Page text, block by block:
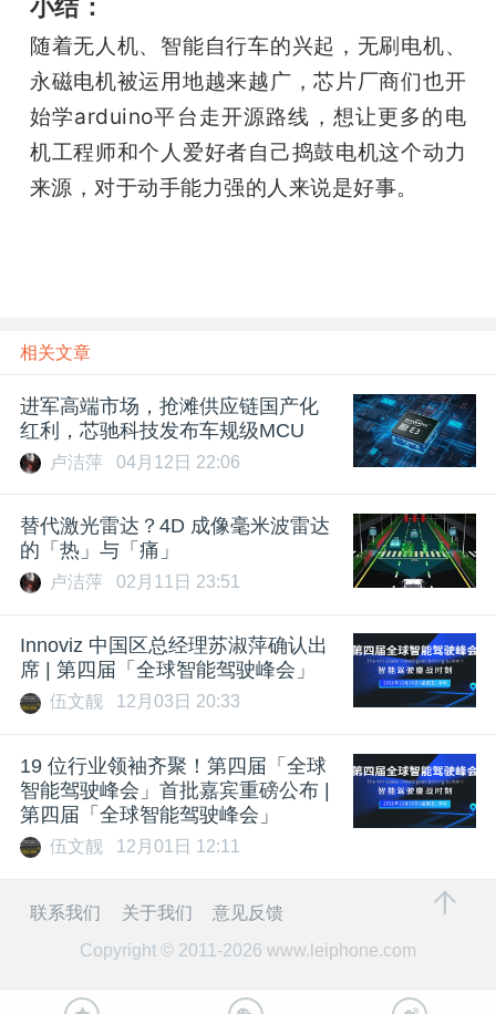
随着无人机、智能自行车的兴起，无刷电机、
永磁电机被运用地越来越广，芯片厂商们也开
始学arduino平台走开源路线，想让更多的电
机工程师和个人爱好者自己捣鼓电机这个动力
来源，对于动手能力强的人来说是好事。
相关文章
进军高端市场，抢滩供应链国产化
红利，芯驰科技发布车规级MCU
卢洁萍 04月12日 22:06
替代激光雷达？4D 成像毫米波雷达
的「热」与「痛」
卢洁萍 02月11日 23:51
Innoviz 中国区总经理苏淑萍确认出
席 | 第四届「全球智能驾驶峰会」
伍文靓 12月03日 20:33
19 位行业领袖齐聚！第四届「全球
智能驾驶峰会」首批嘉宾重磅公布 |
第四届「全球智能驾驶峰会」
伍文靓 12月01日 12:11
联系我们 关于我们
意见反馈
Copyright © 2011-2026 www.leiphone.com